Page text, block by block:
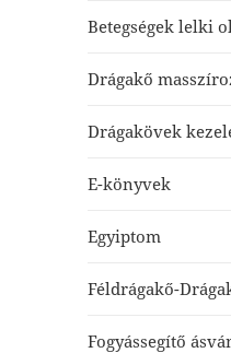
Betegségek lelki
Drágakő
Drágakövek
E-könyvek
Egyiptom
Féldrágakő-
Fogyássegítő